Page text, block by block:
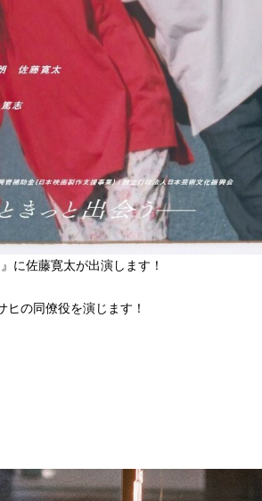
に佐藤寛太が出演します！
の同僚役を演じます！